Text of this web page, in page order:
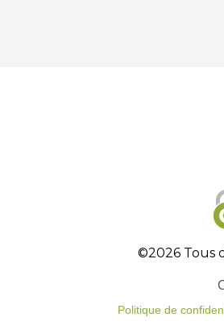
©2026 Tous
Politique de